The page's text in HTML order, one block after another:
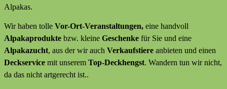
Alpakas.
Wir haben tolle Vor-Ort-Veranstaltungen, eine handvoll
Alpakaprodukte bzw. kleine Geschenke für Sie und eine
Alpakazucht, aus der wir auch Verkaufstiere anbieten und einen
Deckservice mit unserem Top-Deckhengst. Wandern tun wir nicht,
da das nicht artgerecht ist..